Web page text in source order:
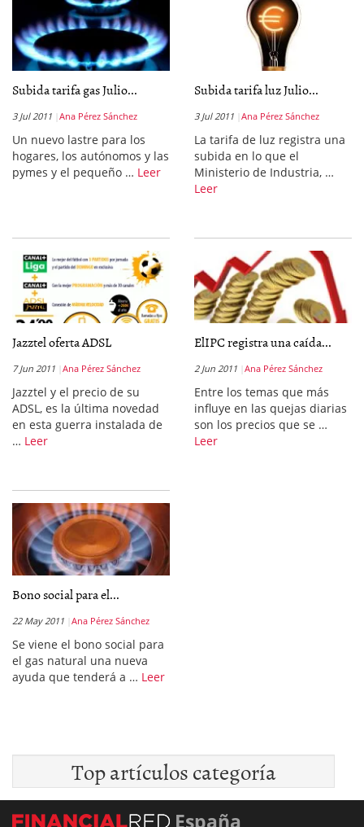
Subida tarifa gas Julio...
3 Jul 2011 Ana Pérez Sánchez
Un nuevo lastre para los
hogares, los autónomos y las
pymes y el pequeño … Leer
Subida tarifa luz Julio...
3 Jul 2011 Ana Pérez Sánchez
La tarifa de luz registra una
subida en lo que el
Ministerio de Industria, …
Leer
Jazztel oferta ADSL
7 Jun 2011 Ana Pérez Sánchez
Jazztel y el precio de su
ADSL, es la última novedad
en esta guerra instalada de
… Leer
ElIPC registra una caída...
2 Jun 2011 Ana Pérez Sánchez
Entre los temas que más
influye en las quejas diarias
son los precios que se …
Leer
Bono social para el...
22 May 2011 Ana Pérez Sánchez
Se viene el bono social para
el gas natural una nueva
ayuda que tenderá a … Leer
Top artículos categoría
España